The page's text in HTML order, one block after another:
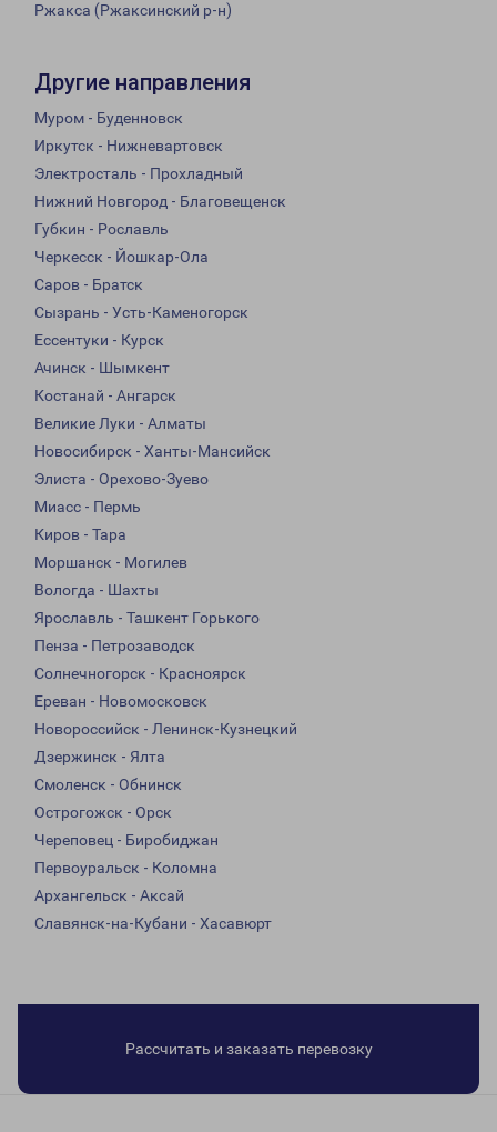
Ржакса (Ржаксинский р-н)
Другие направления
Муром - Буденновск
Иркутск - Нижневартовск
Электросталь - Прохладный
Нижний Новгород - Благовещенск
Губкин - Рославль
Черкесск - Йошкар-Ола
Саров - Братск
Сызрань - Усть-Каменогорск
Ессентуки - Курск
Ачинск - Шымкент
Костанай - Ангарск
Великие Луки - Алматы
Новосибирск - Ханты-Мансийск
Элиста - Орехово-Зуево
Миасс - Пермь
Киров - Тара
Моршанск - Могилев
Вологда - Шахты
Ярославль - Ташкент Горького
Пенза - Петрозаводск
Солнечногорск - Красноярск
Ереван - Новомосковск
Новороссийск - Ленинск-Кузнецкий
Дзержинск - Ялта
Смоленск - Обнинск
Острогожск - Орск
Череповец - Биробиджан
Первоуральск - Коломна
Архангельск - Аксай
Славянск-на-Кубани - Хасавюрт
Рассчитать и заказать перевозку